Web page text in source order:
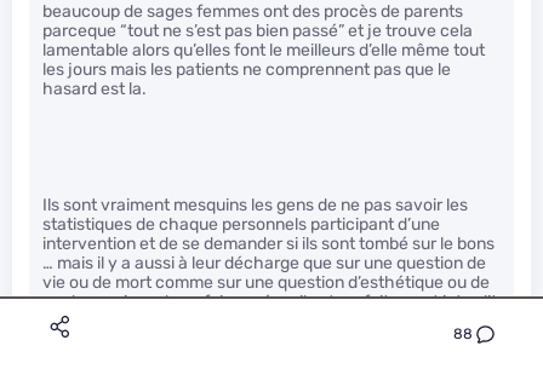
88
beaucoup de sages femmes ont des procès de parents
parceque “tout ne s’est pas bien passé” et je trouve cela
lamentable alors qu’elles font le meilleurs d’elle même tout
les jours mais les patients ne comprennent pas que le
hasard est la.
Ils sont vraiment mesquins les gens de ne pas savoir les
statistiques de chaque personnels participant d’une
intervention et de se demander si ils sont tombé sur le bons
… mais il y a aussi à leur décharge que sur une question de
vie ou de mort comme sur une question d’esthétique ou de
quelque raison de se faire opérer, il est parfaitement interdit
d’avoir accès à l’information et de choisir de la qualité du
personnel … on ne connait jamais son chirurgien hormis